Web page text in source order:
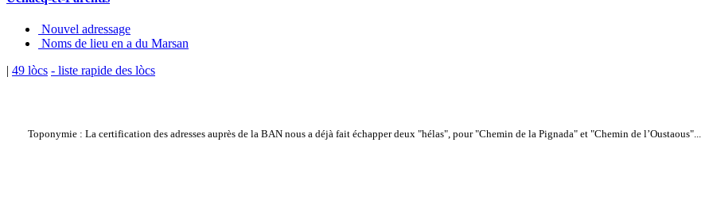
Nouvel adressage
Noms de lieu en a du Marsan
| 49 lòcs - liste rapide des lòcs
Toponymie : La certification des adresses auprès de la BAN nous a déjà fait échapper deux "hélas", pour "Chemin de la Pignada" et "Chemin de l’Oustaous"...